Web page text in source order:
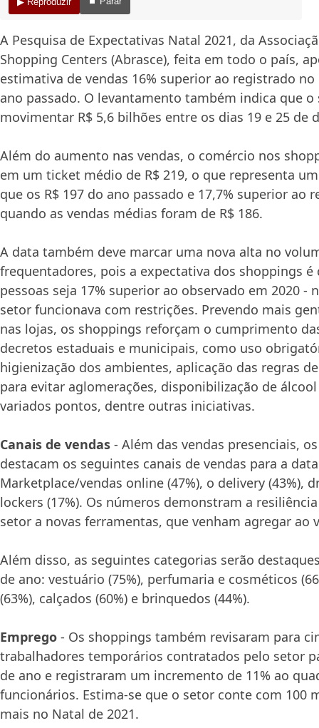
A Pesquisa de Expectativas Natal 2021, da
Shopping Centers (Abrasce), feita em todo o país,
estimativa de vendas 16% superior ao registrado
ano passado. O levantamento também indica que o
movimentar R$ 5,6 bilhões entre os dias 19 e 25 de
Além do aumento nas vendas, o comércio nos
em um ticket médio de R$ 219, o que representa
que os R$ 197 do ano passado e 17,7% superior ao
quando as vendas médias foram de R$ 186.
A data também deve marcar uma nova alta no
frequentadores, pois a expectativa dos shoppings é
pessoas seja 17% superior ao observado em 2020 -
setor funcionava com restrições. Prevendo mais
nas lojas, os shoppings reforçam o cumprimento
decretos estaduais e municipais, como uso
higienização dos ambientes, aplicação das regras
para evitar aglomerações, disponibilização de
variados pontos, dentre outras iniciativas.
Canais de vendas - Além das vendas presenciais,
destacam os seguintes canais de vendas para a
Marketplace/vendas online (47%), o delivery (43%),
lockers (17%). Os números demonstram a
setor a novas ferramentas, que venham agregar ao
Além disso, as seguintes categorias serão
de ano: vestuário (75%), perfumaria e cosméticos
(63%), calçados (60%) e brinquedos (44%).
Emprego - Os shoppings também revisaram para
trabalhadores temporários contratados pelo setor
de ano e registraram um incremento de 11% ao
funcionários. Estima-se que o setor conte com 100
mais no Natal de 2021.